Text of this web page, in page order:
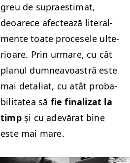
greu de supraes­ti­mat,
deoarece afectează lit­eral­
mente toate pro­ce­se­le ulte­
rioare. Prin urmare, cu cât
plan­ul dum­neav­oas­tră este
mai detal­i­at, cu atât prob­a­
bil­i­tatea să fie final­izat la
timpși cu ade­vărat bine
este mai mare.